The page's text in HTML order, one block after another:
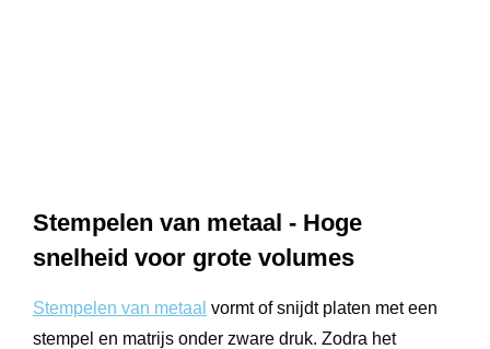
Stempelen van metaal - Hoge
snelheid voor grote volumes
Stempelen van metaal vormt of snijdt platen met een
stempel en matrijs onder zware druk. Zodra het